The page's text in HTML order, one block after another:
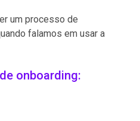
um processo de
falamos em usar a
onboarding: